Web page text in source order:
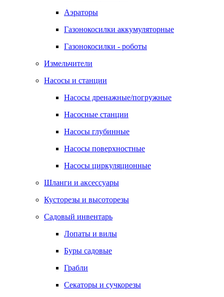
Аэраторы
Газонокосилки аккумуляторные
Газонокосилки - роботы
Измельчители
Насосы и станции
Насосы дренажные/погружные
Насосные станции
Насосы глубинные
Насосы поверхностные
Насосы циркуляционные
Шланги и аксессуары
Кусторезы и высоторезы
Садовый инвентарь
Лопаты и вилы
Буры садовые
Грабли
Секаторы и сучкорезы